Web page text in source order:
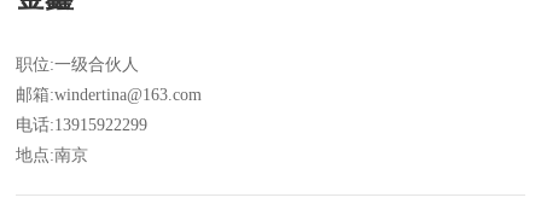
职位:一级合伙人
邮箱:windertina@163.com
电话:13915922299